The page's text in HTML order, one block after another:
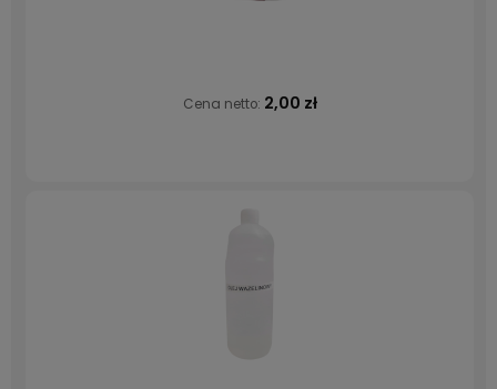
Cena netto: 2,00 zł